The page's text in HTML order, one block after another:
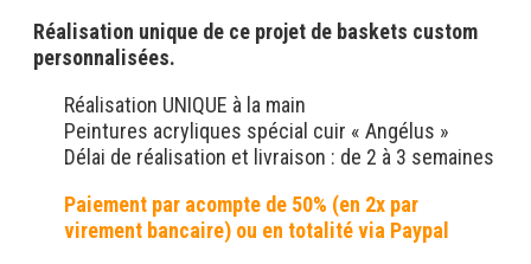
Réalisation unique de ce projet de baskets custom
personnalisées.
Réalisation UNIQUE à la main
Peintures acryliques spécial cuir « Angélus »
Délai de réalisation et livraison : de 2 à 3 semaines